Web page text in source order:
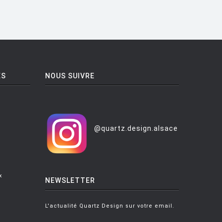
NOUS SUIVRE
@quartz.design.alsace
NEWSLETTER
L'actualité Quartz Design sur votre email.